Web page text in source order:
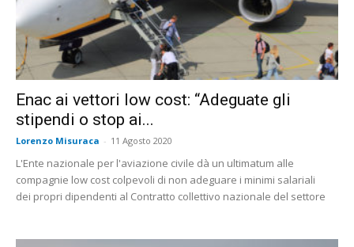
Enac ai vettori low cost: “Adeguate gli
stipendi o stop ai...
Lorenzo Misuraca - 11 Agosto 2020
L'Ente nazionale per l'aviazione civile dà un ultimatum alle
compagnie low cost colpevoli di non adeguare i minimi salariali
dei propri dipendenti al Contratto collettivo nazionale del settore